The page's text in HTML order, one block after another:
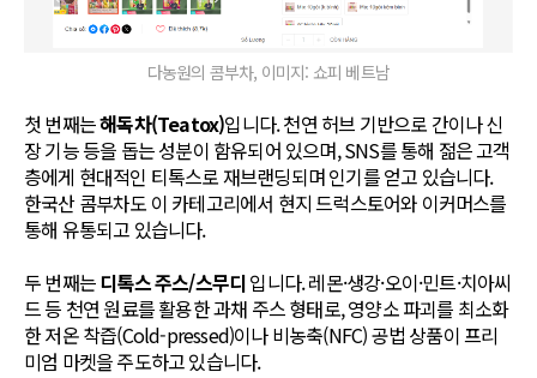
다농원의 콤부차, 이미지: 쇼피 베트남
첫 번째는해독차(Teatox)입니다. 천연 허브 기반으로 간이나 신
장 기능 등을 돕는 성분이 함유되어 있으며, SNS를 통해 젊은 고객
층에게 현대적인 티톡스로 재브랜딩되며 인기를 얻고 있습니다.
한국산 콤부차도 이 카테고리에서 현지 드럭스토어와 이커머스를
통해 유통되고 있습니다.
두 번째는디톡스 주스/스무디입니다. 레몬·생강·오이·민트·치아씨
드 등 천연 원료를 활용한 과채 주스 형태로, 영양소 파괴를 최소화
한 저온 착즙(Cold-pressed)이나 비농축(NFC) 공법 상품이 프리
미엄 마켓을 주도하고 있습니다.